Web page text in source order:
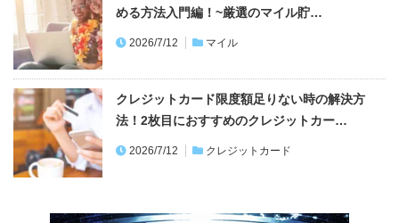
める方法入門編！~厳選のマイル貯…
2026/7/12 マイル
クレジットカード限度額足りない時の解決方
法！2枚目におすすめのクレジットカー…
2026/7/12 クレジットカード